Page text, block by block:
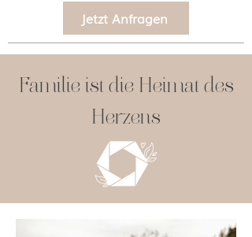
Jetzt Anfragen
Familie ist die Heimat des
Herzens